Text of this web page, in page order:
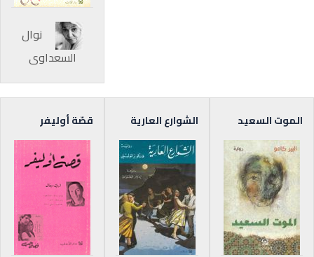
نوال
السعداوي
الموت السعيد الشوارع العارية قصّة أوليفر